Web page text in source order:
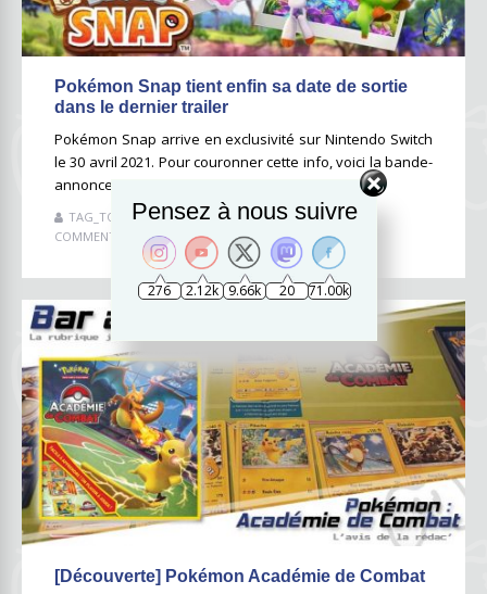
Pokémon Snap tient enfin sa date de sortie
dans le dernier trailer
Pokémon Snap arrive en exclusivité sur Nintendo Switch
le 30 avril 2021. Pour couronner cette info, voici la bande-
annonce qui fera frémir votre cœur nostalgique.
TAG_TOBYONE 14 JANVIER 2021
AUCUN
COMMENTAIRE
[Découverte] Pokémon Académie de Combat
Pensez à nous suivre
276 2.12k 9.66k 20 71.00k